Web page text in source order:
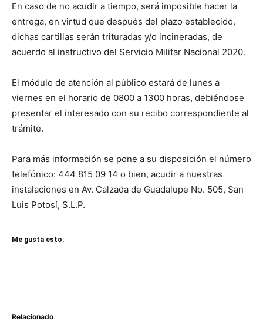
En caso de no acudir a tiempo, será imposible hacer la
entrega, en virtud que después del plazo establecido,
dichas cartillas serán trituradas y/o incineradas, de
acuerdo al instructivo del Servicio Militar Nacional 2020.
El módulo de atención al público estará de lunes a
viernes en el horario de 0800 a 1300 horas, debiéndose
presentar el interesado con su recibo correspondiente al
trámite.
Para más información se pone a su disposición el número
telefónico: 444 815 09 14 o bien, acudir a nuestras
instalaciones en Av. Calzada de Guadalupe No. 505, San
Luis Potosí, S.L.P.
Me gusta esto:
Relacionado